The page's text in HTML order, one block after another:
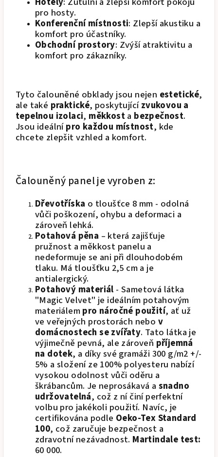
pro hosty.
Konferenční místnosti: Zlepší akustiku a
komfort pro účastníky.
Obchodní prostory: Zvýší atraktivitu a
komfort pro zákazníky.
Tyto čalouněné obklady jsou nejen estetické,
ale také praktické, poskytujícízvukovou a
tepelnou izolaci, měkkosta bezpečnost.
Jsou ideálnípro každou místnost, kde
chcete zlepšit vzhled a komfort.
Čalouněný panel je vyroben z:
Dřevotříska o tloušťce 8 mm - odolná
vůči poškození, ohybu a deformaci a
zároveň lehká.
Potahová pěna – která zajišťuje
pružnost a měkkost panelu a
nedeformuje se ani při dlouhodobém
tlaku. Má tloušťku 2,5 cm a je
antialergický.
Potahový materiál - Sametová látka
"Magic Velvet" je ideálním potahovým
materiálempro náročné použití, ať už
ve veřejných prostorách nebo v
domácnostech se zvířaty. Tato látka je
výjimečně pevná, ale zároveň příjemná
na dotek, a díky své gramáži 300 g/m2 +/-
5% a složení ze 100% polyesteru nabízí
vysokou odolnost vůči oděru a
škrábancům. Je neprosákavá a snadno
udržovatelná, což z ní činí perfektní
volbu pro jakékoli použití. Navíc, je
certifikována podle Oeko-Tex Standard
100, což zaručuje bezpečnost a
zdravotní nezávadnost. Martindale test:
60 000.